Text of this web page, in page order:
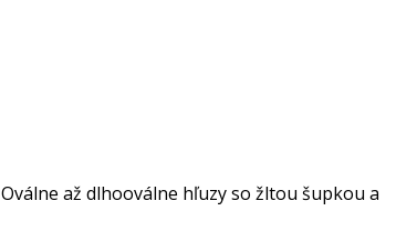
Oválne až dlhooválne hľuzy so žltou šupkou a